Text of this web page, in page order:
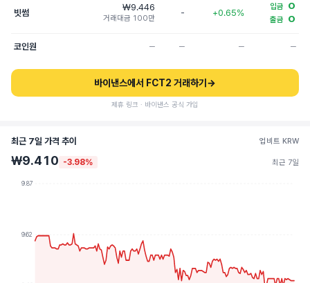
빗썸
₩9.446
거래대금 100만
- +0.65%
입금 O
출금 O
코인원 ─ ─ ─ ─
바이낸스에서 FCT2 거래하기 →
제휴 링크 · 바이낸스 공식 가입
최근 7일 가격 추이 업비트 KRW
₩9.410 -3.98% 최근 7일
9.87
9.62